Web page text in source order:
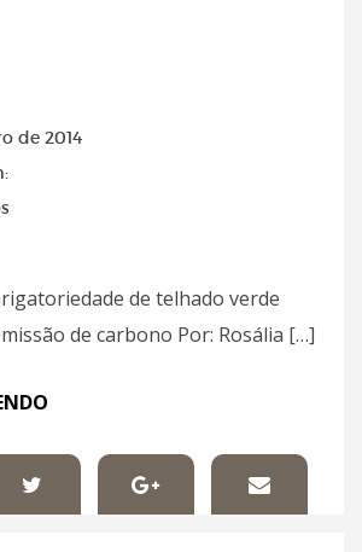
de 2014
de telhado verde
de carbono Por: Rosália […]